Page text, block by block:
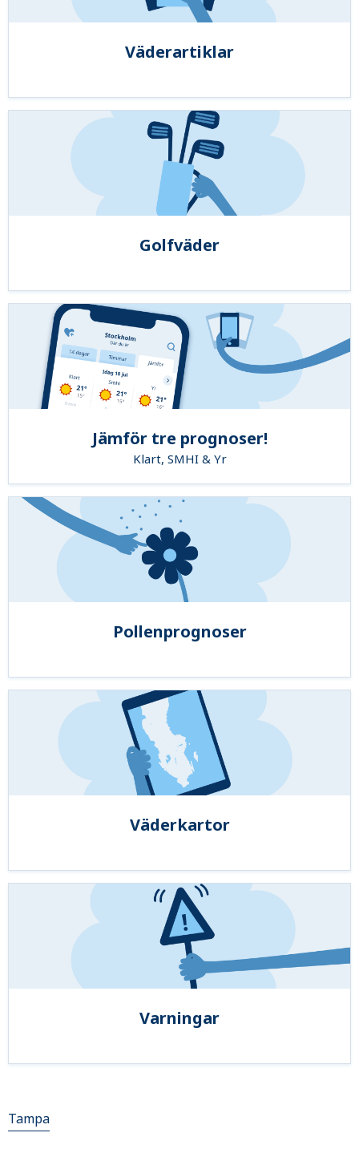
Väderartiklar
Golfväder
Jämför tre prognoser!
Klart, SMHI & Yr
Pollenprognoser
Väderkartor
Varningar
Tampa